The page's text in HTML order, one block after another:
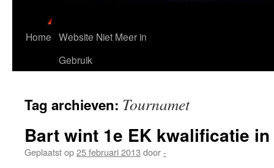
Home Website Niet Meer in
Gebruik
Tag archieven: Tournamet
Bart wint 1e EK kwalificatie in
Geplaatst op25 februari 2013 door-